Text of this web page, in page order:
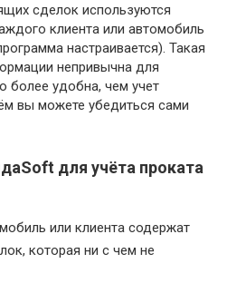
сделок используются
клиента или автомобиль
настраивается). Такая
непривычна для
более удобна, чем учет
вы можете убедиться сами
для учёта проката
или клиента содержат
которая ни с чем не